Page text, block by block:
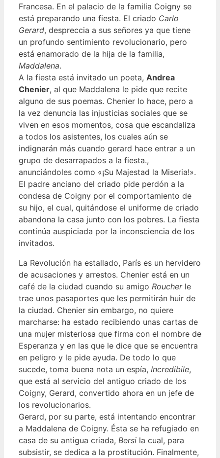
Francesa. En el palacio de la familia Coigny se
está preparando una fiesta. El criado Carlo
Gerard, despreccia a sus señores ya que tiene
un profundo sentimiento revolucionario, pero
está enamorado de la hija de la familia,
Maddalena.
A la fiesta está invitado un poeta, Andrea
Chenier, al que Maddalena le pide que recite
alguno de sus poemas. Chenier lo hace, pero a
la vez denuncia las injusticias sociales que se
viven en esos momentos, cosa que escandaliza
a todos los asistentes, los cuales aún se
indignarán más cuando gerard hace entrar a un
grupo de desarrapados a la fiesta.,
anunciándoles como «¡Su Majestad la Miseria!».
El padre anciano del criado pide perdón a la
condesa de Coigny por el comportamiento de
su hijo, el cual, quitándose el uniforme de criado
abandona la casa junto con los pobres. La fiesta
continúa auspiciada por la inconsciencia de los
invitados.
La Revolución ha estallado, París es un hervidero
de acusaciones y arrestos. Chenier está en un
café de la ciudad cuando su amigo Roucherle
trae unos pasaportes que les permitirán huir de
la ciudad. Chenier sin embargo, no quiere
marcharse: ha estado recibiendo unas cartas de
una mujer misteriosa que firma con el nombre de
Esperanza y en las que le dice que se encuentra
en peligro y le pide ayuda. De todo lo que
sucede, toma buena nota un espía, Incredibile,
que está al servicio del antiguo criado de los
Coigny, Gerard, convertido ahora en un jefe de
los revolucionarios.
Gerard, por su parte, está intentando encontrar
a Maddalena de Coigny. Ésta se ha refugiado en
casa de su antigua criada, Bersi la cual, para
subsistir, se dedica a la prostitución. Finalmente,